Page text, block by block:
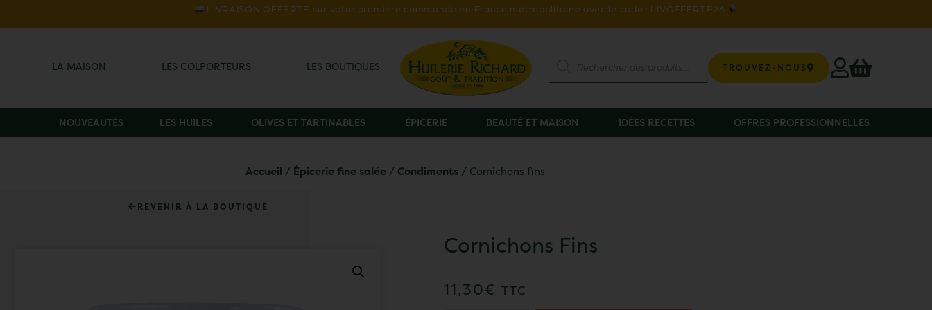
LIVRAISON OFFERTE sur votre première commande en France métropolitaine avec le code : LIVOFFERTE26
LA MAISON LES COLPORTEURS LES BOUTIQUES TROUVEZ-NOUS
NOUVEAUTÉS LES HUILES OLIVES ET TARTINABLES ÉPICERIE BEAUTÉ ET MAISON IDÉES RECETTES OFFRES PROFESSIONNELLES
Accueil / Épicerie fine salée / Condiments / Cornichons fins
REVENIR À LA BOUTIQUE
Cornichons Fins
11,30€ TTC